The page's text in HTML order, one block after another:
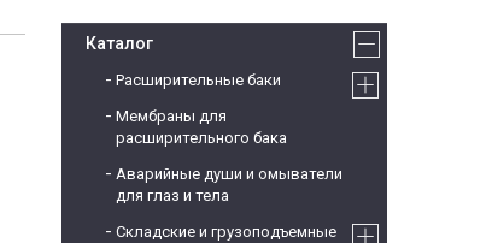
Каталог
Расширительные баки
Мембраны для
расширительного бака
Аварийные души и омыватели
для глаз и тела
Складские и грузоподъемные